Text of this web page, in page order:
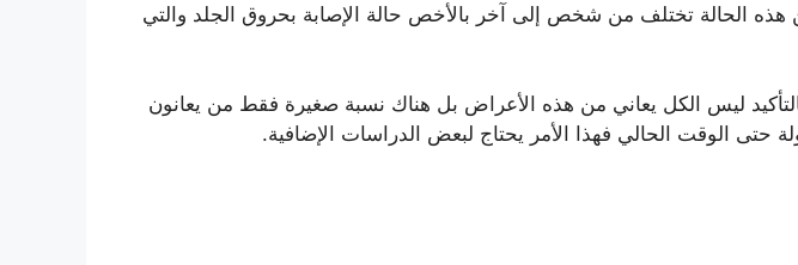
هذه الحالة تختلف من شخص إلى آخر بالأخص حالة الإصابة بحروق الجلد والتي
ليس الكل يعاني من هذه الأعراض بل هناك نسبة صغيرة فقط من يعانون
حتى الوقت الحالي فهذا الأمر يحتاج لبعض الدراسات الإضافية.